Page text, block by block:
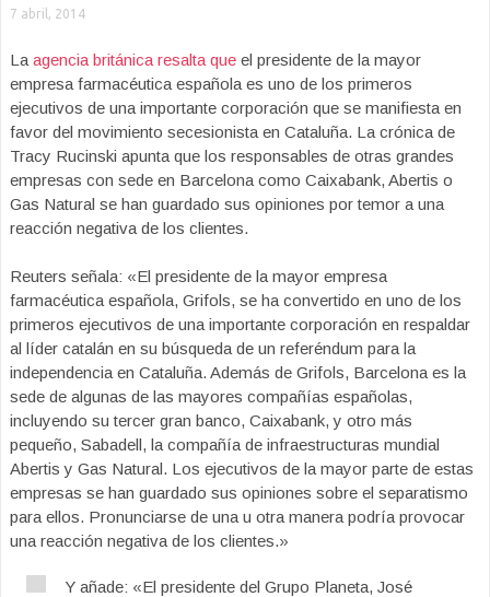
7 abril, 2014
La agencia británica resalta que el presidente de la mayor
empresa farmacéutica española es uno de los primeros
ejecutivos de una importante corporación que se manifiesta en
favor del movimiento secesionista en Cataluña. La crónica de
Tracy Rucinski apunta que los responsables de otras grandes
empresas con sede en Barcelona como Caixabank, Abertis o
Gas Natural se han guardado sus opiniones por temor a una
reacción negativa de los clientes.
Reuters señala: «El presidente de la mayor empresa
farmacéutica española, Grifols, se ha convertido en uno de los
primeros ejecutivos de una importante corporación en respaldar
al líder catalán en su búsqueda de un referéndum para la
independencia en Cataluña. Además de Grifols, Barcelona es la
sede de algunas de las mayores compañías españolas,
incluyendo su tercer gran banco, Caixabank, y otro más
pequeño, Sabadell, la compañía de infraestructuras mundial
Abertis y Gas Natural. Los ejecutivos de la mayor parte de estas
empresas se han guardado sus opiniones sobre el separatismo
para ellos. Pronunciarse de una u otra manera podría provocar
una reacción negativa de los clientes.»
Y añade: «El presidente del Grupo Planeta, José